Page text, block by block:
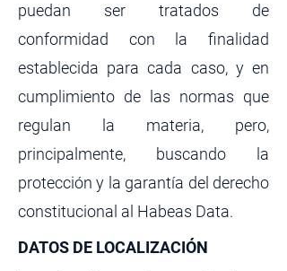
puedan ser tratados de
conformidad con la finalidad
establecida para cada caso, y en
cumplimiento de las normas que
regulan la materia, pero,
principalmente, buscando la
protección y la garantía del derecho
constitucional al Habeas Data.
DATOS DE LOCALIZACIÓN